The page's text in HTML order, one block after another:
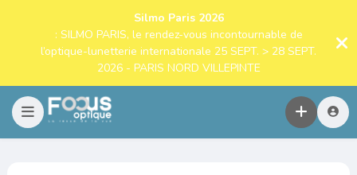
Silmo Paris 2026
: SILMO PARIS, le rendez-vous incontournable de
l’optique-lunetterie internationale 25 SEPT. > 28 SEPT.
2026 - PARIS NORD VILLEPINTE